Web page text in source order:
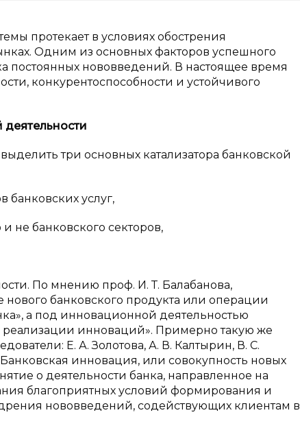
протекает в условиях обострения
Одним из основных факторов успешного
постоянных нововведений. В настоящее время
конкурентоспособности и устойчивого
деятельности
три основных катализатора банковской
услуг,
не банковского секторов,
По мнению проф. И. Т. Балабанова,
банковского продукта или операции
а под инновационной деятельностью
инноваций». Примерно такую же
Е. А. Золотова, А. В. Калтырин, В. С.
инновация, или совокупность новых
о деятельности банка, направленное на
благоприятных условий формирования и
нововведений, содействующих клиентам в